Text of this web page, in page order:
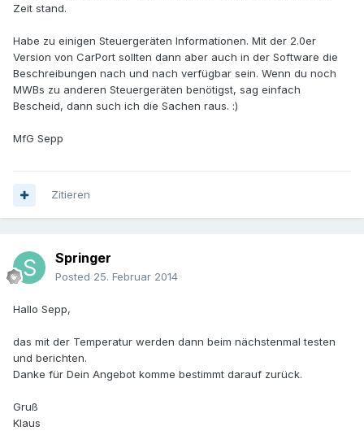
Zeit stand.
Habe zu einigen Steuergeräten Informationen. Mit der 2.0er
Version von CarPort sollten dann aber auch in der Software die
Beschreibungen nach und nach verfügbar sein. Wenn du noch
MWBs zu anderen Steuergeräten benötigst, sag einfach
Bescheid, dann such ich die Sachen raus. :)
MfG Sepp
Zitieren
Springer
Posted 25. Februar 2014
Hallo Sepp,
das mit der Temperatur werden dann beim nächstenmal testen
und berichten.
Danke für Dein Angebot komme bestimmt darauf zurück.
Gruß
Klaus